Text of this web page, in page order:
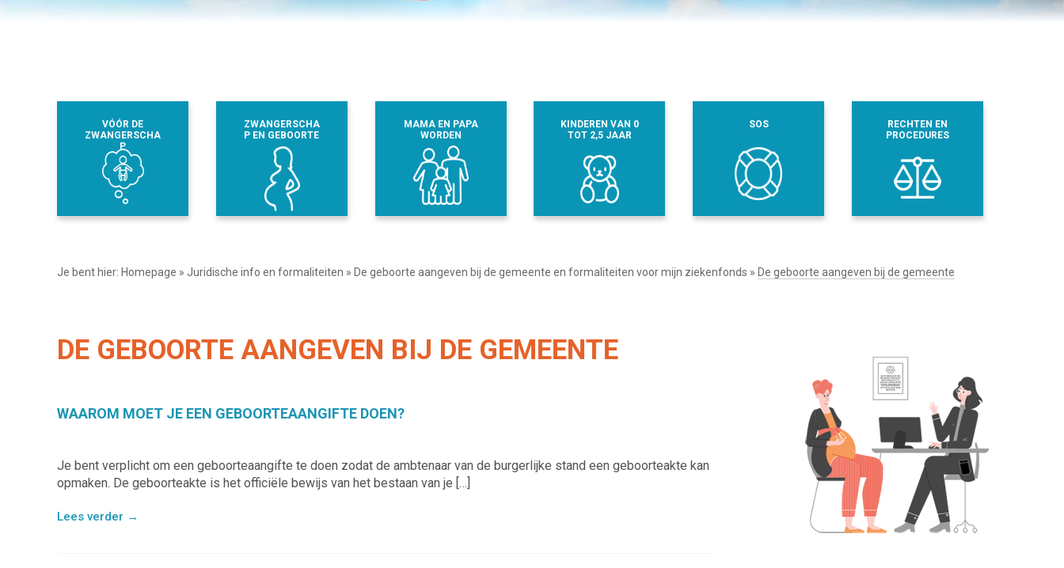
VÓÓR DE
ZWANGERSCHA
P
ZWANGERSCHA
P EN GEBOORTE
MAMA EN PAPA
WORDEN
KINDEREN VAN 0
TOT 2,5 JAAR
SOS
RECHTEN EN
PROCEDURES
Je bent hier: Homepage » Juridische info en formaliteiten » De geboorte aangeven bij de gemeente en formaliteiten voor mijn ziekenfonds » De geboorte aangeven bij de gemeente
DE GEBOORTE AANGEVEN BIJ DE GEMEENTE
WAAROM MOET JE EEN GEBOORTEAANGIFTE DOEN?
Je bent verplicht om een geboorteaangifte te doen zodat de ambtenaar van de burgerlijke stand een geboorteakte kan
opmaken. De geboorteakte is het officiële bewijs van het bestaan van je […]
Lees verder →